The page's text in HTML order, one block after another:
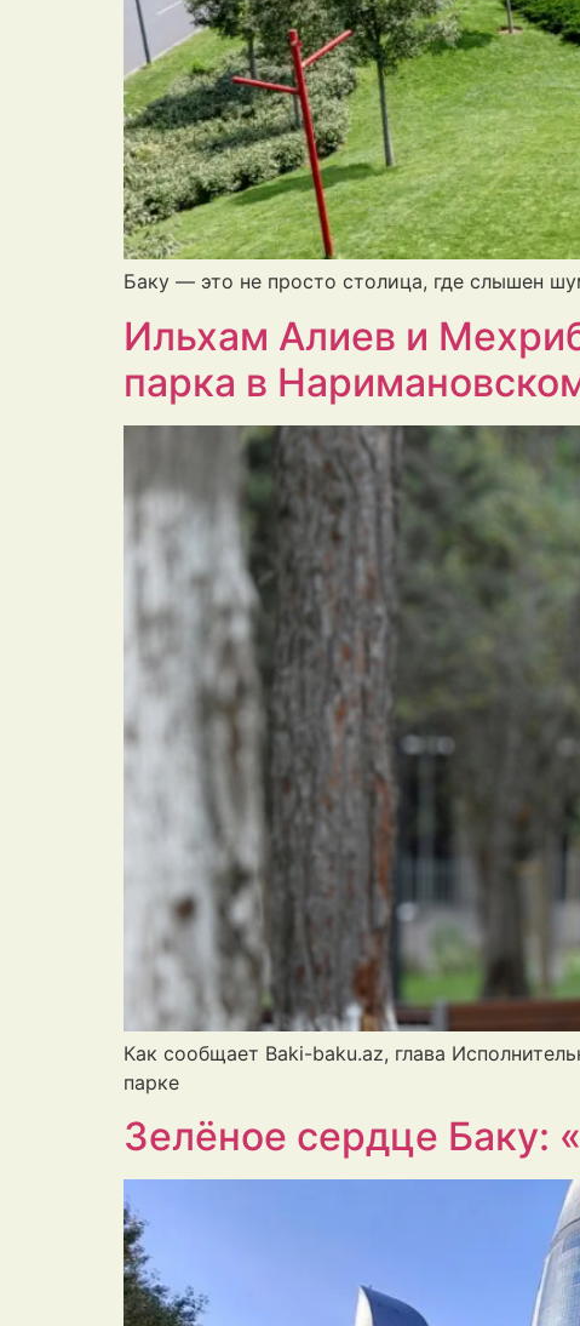
Баку — это не просто столица, где слышен
Ильхам Алиев и
парка в
Как сообщает Baki-baku.az, глава
парке
Зелёное сердце Баку: